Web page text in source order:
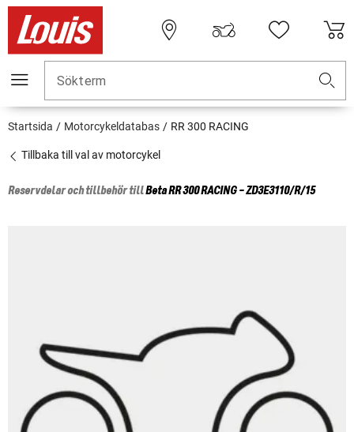
Sökterm
Startsida Motorcykeldatabas RR 300 RACING
Tillbaka till val av motorcykel
Reservdelar och tillbehör tillBetaRR 300 RACING - ZD3E3110/R/15